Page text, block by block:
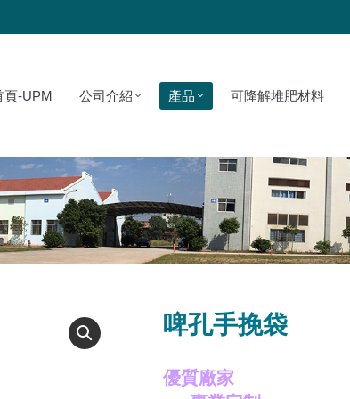
頁-UPM 公司介紹 產品 可降解堆肥材料
啤孔手挽袋
優質廠家